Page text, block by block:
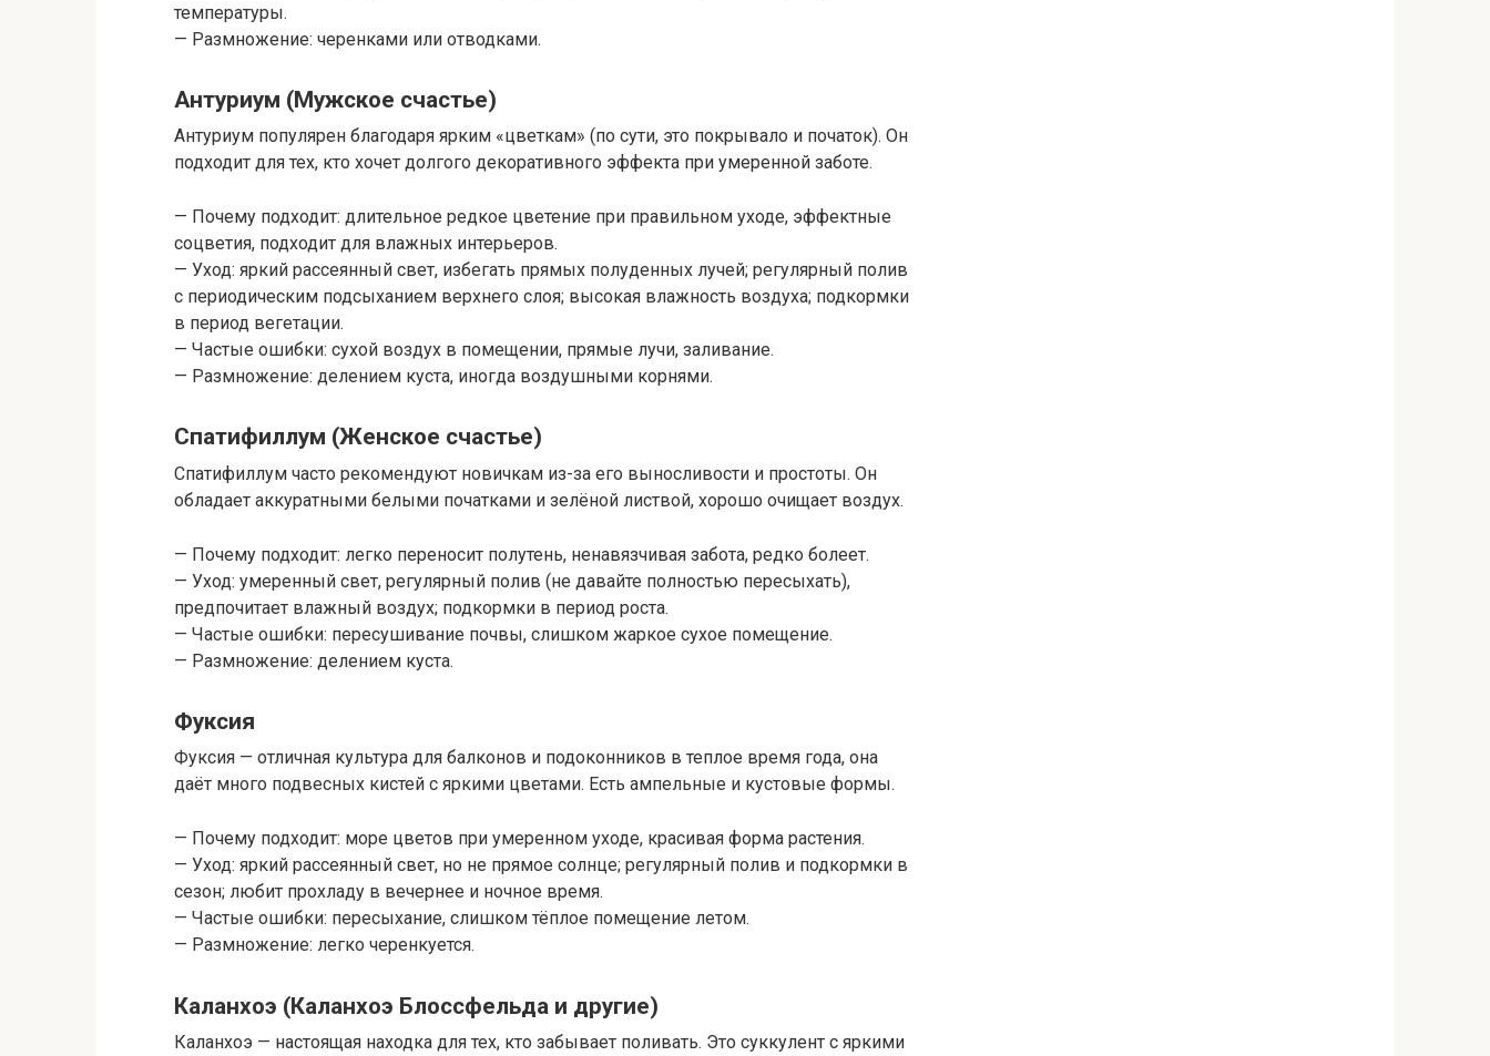
температуры.
— Размножение: черенками или отводками.
Антуриум (Мужское счастье)
Антуриум популярен благодаря ярким «цветкам» (по сути, это покрывало и початок). Он
подходит для тех, кто хочет долгого декоративного эффекта при умеренной заботе.
— Почему подходит: длительное редкое цветение при правильном уходе, эффектные
соцветия, подходит для влажных интерьеров.
— Уход: яркий рассеянный свет, избегать прямых полуденных лучей; регулярный полив
с периодическим подсыханием верхнего слоя; высокая влажность воздуха; подкормки
в период вегетации.
— Частые ошибки: сухой воздух в помещении, прямые лучи, заливание.
— Размножение: делением куста, иногда воздушными корнями.
Спатифиллум (Женское счастье)
Спатифиллум часто рекомендуют новичкам из-за его выносливости и простоты. Он
обладает аккуратными белыми початками и зелёной листвой, хорошо очищает воздух.
— Почему подходит: легко переносит полутень, ненавязчивая забота, редко болеет.
— Уход: умеренный свет, регулярный полив (не давайте полностью пересыхать),
предпочитает влажный воздух; подкормки в период роста.
— Частые ошибки: пересушивание почвы, слишком жаркое сухое помещение.
— Размножение: делением куста.
Фуксия
Фуксия — отличная культура для балконов и подоконников в теплое время года, она
даёт много подвесных кистей с яркими цветами. Есть ампельные и кустовые формы.
— Почему подходит: море цветов при умеренном уходе, красивая форма растения.
— Уход: яркий рассеянный свет, но не прямое солнце; регулярный полив и подкормки в
сезон; любит прохладу в вечернее и ночное время.
— Частые ошибки: пересыхание, слишком тёплое помещение летом.
— Размножение: легко черенкуется.
Каланхоэ (Каланхоэ Блоссфельда и другие)
Каланхоэ — настоящая находка для тех, кто забывает поливать. Это суккулент с яркими